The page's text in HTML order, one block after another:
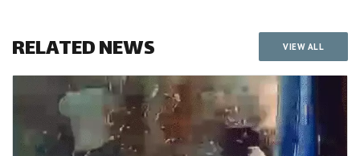
RELATED NEWS VIEW ALL